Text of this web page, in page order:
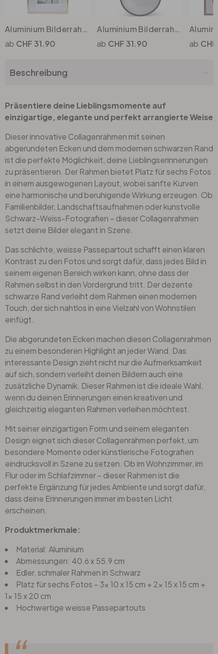
Büro
Eingangsbereich
Aluminium Bilderrahmen Gold mit Passepartout - für 3 Fotos - 25.4 x 48.3 cm
CHF 31.90
Aluminium Bilderrahmen Schwarz abgerundet - für 4 Fotos - 25.4 x 50.8 cm
CHF 31.90
Beschreibung
Präsentiere deine Lieblingsmomente auf
einzigartige, elegante und perfekt arrangierte Weise
Dieser innovative Collagenrahmen mit seinen
abgerundeten Ecken und dem modernen schwarzen Rand
ist die perfekte Möglichkeit, deine Lieblingserinnerungen
zu präsentieren. Der Rahmen bietet Platz für sechs Fotos
in einem ausgewogenen Layout, wobei sanfte Kurven
eine harmonische und beruhigende Wirkung erzeugen. Ob
Familienbilder, Landschaftsaufnahmen oder kunstvolle
Schwarz-Weiss-Fotografien – dieser Collagenrahmen
setzt deine Bilder elegant in Szene.
Das schlichte, weisse Passepartout schafft einen klaren
Kontrast zu den Fotos und sorgt dafür, dass jedes Bild in
seinem eigenen Bereich wirken kann, ohne dass der
Rahmen selbst in den Vordergrund tritt. Der dezente
schwarze Rand verleiht dem Rahmen einen modernen
Touch, der sich nahtlos in eine Vielzahl von Wohnstilen
einfügt.
Die abgerundeten Ecken machen diesen Collagenrahmen
zu einem besonderen Highlight an jeder Wand. Das
interessante Design zieht nicht nur die Aufmerksamkeit
auf sich, sondern verleiht deinen Bildern auch eine
zusätzliche Dynamik. Dieser Rahmen ist die ideale Wahl,
wenn du deinen Erinnerungen einen kreativen und
gleichzeitig eleganten Rahmen verleihen möchtest.
Mit seiner einzigartigen Form und seinem eleganten
Design eignet sich dieser Collagenrahmen perfekt, um
besondere Momente oder künstlerische Fotografien
eindrucksvoll in Szene zu setzen. Ob im Wohnzimmer, im
Flur oder im Schlafzimmer – dieser Rahmen ist die
perfekte Ergänzung für jedes Ambiente und sorgt dafür,
dass deine Erinnerungen immer im besten Licht
erscheinen.
Produktmerkmale:
Material: Aluminium
Abmessungen: 40.6 x 55.9 cm
Edler, schmaler Rahmen in Schwarz
Platz für sechs Fotos – 3x 10 x 15 cm + 2x 15 x 15 cm +
1x 15 x 20 cm
Hochwertige weisse Passepartouts